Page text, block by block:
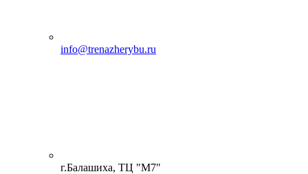
info@trenazherybu.ru
г.Балашиха, ТЦ "М7"